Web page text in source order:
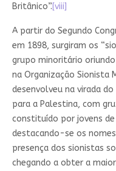
Britânico”.[viii]
A partir do Segundo
em 1898, surgiram os
grupo minoritário oriundo
na Organização Sionista
desenvolveu na virada
para a Palestina, com
constituído por jovens de
destacando-se os nomes
presença dos sionistas
chegando a obter a